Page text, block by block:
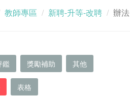
教師專區 新聘-升等-改聘 辦法
鑑 獎勵補助 其他
表格